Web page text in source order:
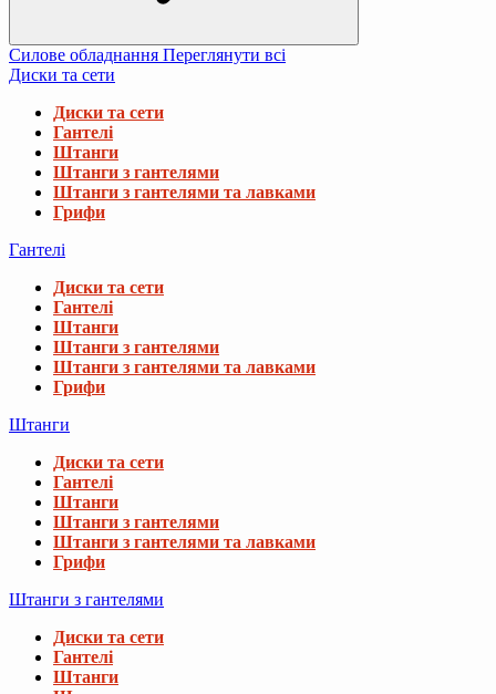
Силове обладнання Переглянути всі
Диски та сети
Диски та сети
Гантелі
Штанги
Штанги з гантелями
Штанги з гантелями та лавками
Грифи
Гантелі
Диски та сети
Гантелі
Штанги
Штанги з гантелями
Штанги з гантелями та лавками
Грифи
Штанги
Диски та сети
Гантелі
Штанги
Штанги з гантелями
Штанги з гантелями та лавками
Грифи
Штанги з гантелями
Диски та сети
Гантелі
Штанги